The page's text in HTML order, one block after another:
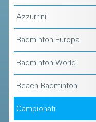
Azzurrini
Badminton Europa
Badminton World
Beach Badminton
Campionati